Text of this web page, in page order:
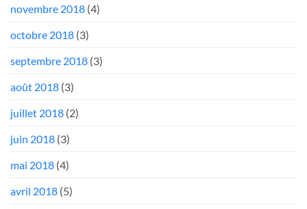
novembre 2018 (4)
octobre 2018 (3)
septembre 2018 (3)
août 2018 (3)
juillet 2018 (2)
juin 2018 (3)
mai 2018 (4)
avril 2018 (5)